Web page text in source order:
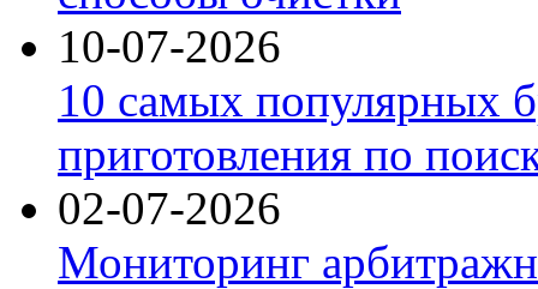
10-07-2026
10 самых популярных
приготовления по
02-07-2026
Мониторинг